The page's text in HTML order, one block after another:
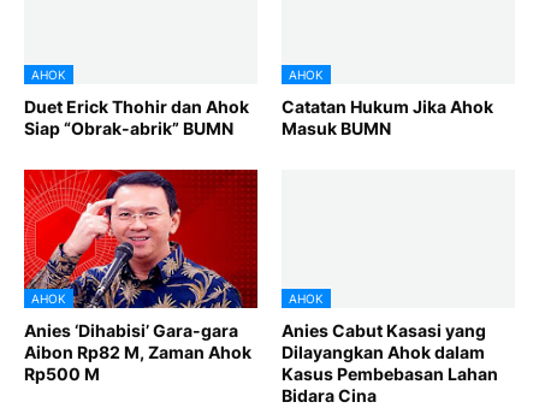
AHOK
Duet Erick Thohir dan Ahok
Siap “Obrak-abrik” BUMN
AHOK
Catatan Hukum Jika Ahok
Masuk BUMN
AHOK
Anies ‘Dihabisi’ Gara-gara
Aibon Rp82 M, Zaman Ahok
Rp500 M
AHOK
Anies Cabut Kasasi yang
Dilayangkan Ahok dalam
Kasus Pembebasan Lahan
Bidara Cina